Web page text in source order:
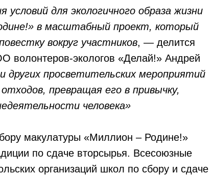
условий для экологичного образа жизни
в масштабный проект, который
вокруг участников, — делится
волонтеров-экологов «Делай!» Андрей
других просветительских мероприятий
превращая его в привычку,
человека»
макулатуры «Миллион – Родине!»
по сдаче вторсырья. Всесоюзные
организаций школ по сбору и сдаче